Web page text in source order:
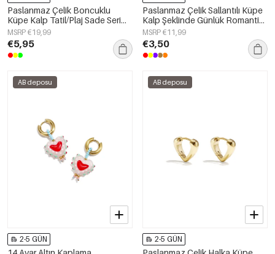
Paslanmaz Çelik Boncuklu
Küpe Kalp Tatil/Plaj Sade Seri
Kadın Takıları
MSRP €19,99
€5,95
Paslanmaz Çelik Sallantılı Küpe
Kalp Şeklinde Günlük Romantik
Seri Kadın Takıları
MSRP €11,99
€3,50
AB deposu
2-5 GÜN
AB deposu
2-5 GÜN